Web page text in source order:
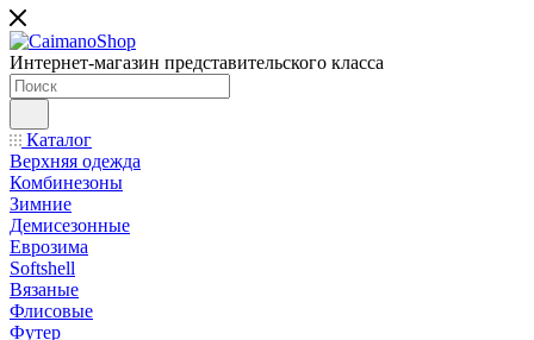
Интернет-магазин представительского класса
Каталог
Верхняя одежда
Комбинезоны
Зимние
Демисезонные
Еврозима
Softshell
Вязаные
Флисовые
Футер